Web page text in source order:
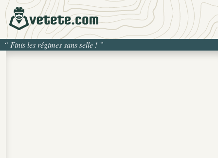
“ Finis les régimes sans selle ! ”